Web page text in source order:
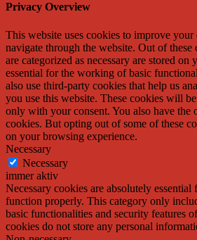
Privacy Overview
This website uses cookies to improve
navigate through the website. Out of these
are categorized as necessary are stored on
essential for the working of basic
also use third-party cookies that help us
you use this website. These cookies will
only with your consent. You also have the
cookies. But opting out of some of these
on your browsing experience.
Necessary
Necessary
immer aktiv
Necessary cookies are absolutely essential
function properly. This category only
basic functionalities and security features
cookies do not store any personal